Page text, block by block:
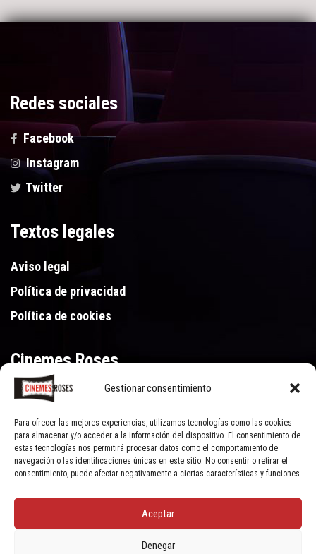
Gestionar consentimiento
Para ofrecer las mejores experiencias, utilizamos tecnologías como las cookies
para almacenar y/o acceder a la información del dispositivo. El consentimiento de
estas tecnologías nos permitirá procesar datos como el comportamiento de
navegación o las identificaciones únicas en este sitio. No consentir o retirar el
consentimiento, puede afectar negativamente a ciertas características y funciones.
Aceptar
Denegar
Redes sociales
Facebook
Instagram
Twitter
Textos legales
Aviso legal
Política de privacidad
Política de cookies
Cinemes Roses
Gran Via de Pau Casals 250, 17480 Roses (Girona)
972 15 46 46
© Cinemes Roses - 2022, all rights reserved | Powered by